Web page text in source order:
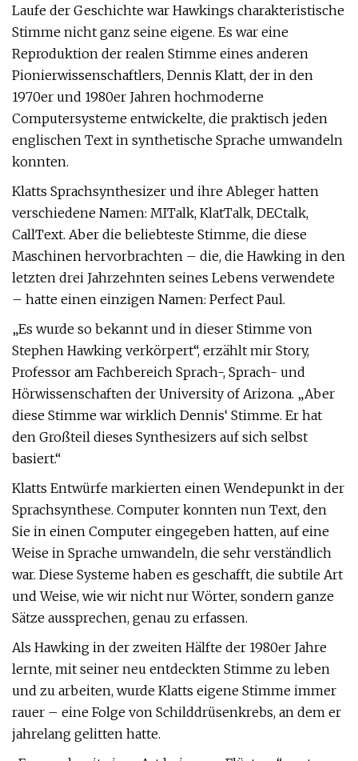
Laufe der Geschichte war Hawkings charakteristische
Stimme nicht ganz seine eigene. Es war eine
Reproduktion der realen Stimme eines anderen
Pionierwissenschaftlers, Dennis Klatt, der in den
1970er und 1980er Jahren hochmoderne
Computersysteme entwickelte, die praktisch jeden
englischen Text in synthetische Sprache umwandeln
konnten.
Klatts Sprachsynthesizer und ihre Ableger hatten
verschiedene Namen: MITalk, KlatTalk, DECtalk,
CallText. Aber die beliebteste Stimme, die diese
Maschinen hervorbrachten – die, die Hawking in den
letzten drei Jahrzehnten seines Lebens verwendete
– hatte einen einzigen Namen: Perfect Paul.
„Es wurde so bekannt und in dieser Stimme von
Stephen Hawking verkörpert“, erzählt mir Story,
Professor am Fachbereich Sprach-, Sprach- und
Hörwissenschaften der University of Arizona. „Aber
diese Stimme war wirklich Dennis‘ Stimme. Er hat
den Großteil dieses Synthesizers auf sich selbst
basiert.“
Klatts Entwürfe markierten einen Wendepunkt in der
Sprachsynthese. Computer konnten nun Text, den
Sie in einen Computer eingegeben hatten, auf eine
Weise in Sprache umwandeln, die sehr verständlich
war. Diese Systeme haben es geschafft, die subtile Art
und Weise, wie wir nicht nur Wörter, sondern ganze
Sätze aussprechen, genau zu erfassen.
Als Hawking in der zweiten Hälfte der 1980er Jahre
lernte, mit seiner neu entdeckten Stimme zu leben
und zu arbeiten, wurde Klatts eigene Stimme immer
rauer – eine Folge von Schilddrüsenkrebs, an dem er
jahrelang gelitten hatte.